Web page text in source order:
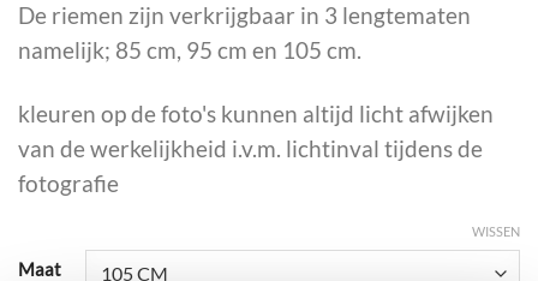
De riemen zijn verkrijgbaar in 3 lengtematen
namelijk; 85 cm, 95 cm en 105 cm.
kleuren op de foto's kunnen altijd licht afwijken
van de werkelijkheid i.v.m. lichtinval tijdens de
fotografie
Maat
WISSEN